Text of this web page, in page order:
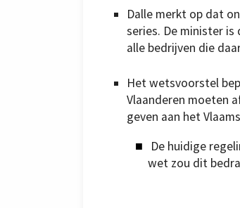
Dalle merkt op dat
series. De minister
alle bedrijven die
Het wetsvoorstel
Vlaanderen moeten
geven aan het
De huidige
wet zou dit